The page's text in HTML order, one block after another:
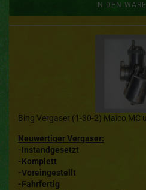
IN DEN
Bing Vergaser (1-30-2) Maico MC
Neuwertiger Vergaser:
-Instandgesetzt
-Komplett
-Voreingestellt
-Fahrfertig